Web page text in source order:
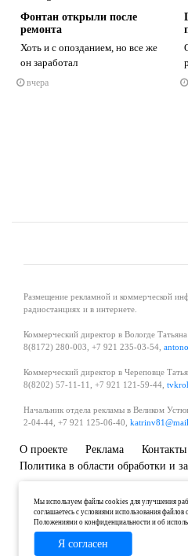
Фонтан открыли после
ремонта
Хоть и с опозданием, но все же
он заработал
вчера
Размещение рекламной и коммерческой
радиостанциях и в интернете.
Коммерческий директор в Вологде
8(8172) 280-003, +7 921 235-03-54,
Коммерческий директор в Череповце
8(8202) 57-11-11, +7 921 121-59-44,
Начальник отдела рекламы в Великом
2-04-44, +7 921 125-06-40,
О проекте Реклама
Контакты
Политика в области обработки и
Мы используем файлы cookies для улучшения
соглашаетесь с условиями использования
Положениями о конфиденциальности и об
Я согласен